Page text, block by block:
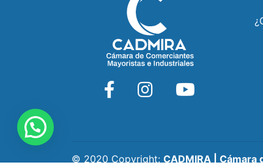
© 2020 Copyright: CADMIRA |